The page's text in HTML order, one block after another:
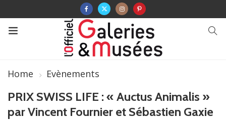
Home Evènements
PRIX SWISS LIFE : « Auctus Animalis »
par Vincent Fournier et Sébastien Gaxie